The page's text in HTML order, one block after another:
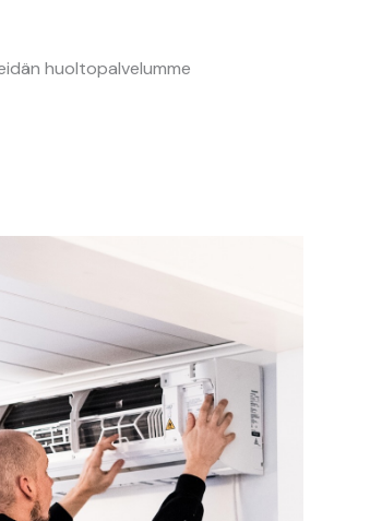
huoltopalvelumme